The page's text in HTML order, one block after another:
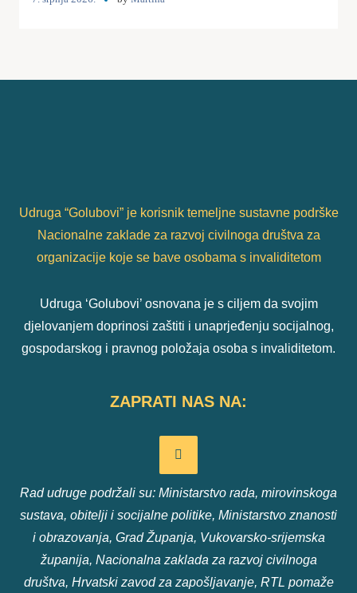
Udruga “Golubovi” je korisnik temeljne sustavne podrške
Nacionalne zaklade za razvoj civilnoga društva za
organizacije koje se bave osobama s invaliditetom
Udruga ‘Golubovi’ osnovana je s ciljem da svojim
djelovanjem doprinosi zaštiti i unaprjeđenju socijalnog,
gospodarskog i pravnog položaja osoba s invaliditetom.
ZAPRATI NAS NA:
Rad udruge podržali su: Ministarstvo rada, mirovinskoga
sustava, obitelji i socijalne politike, Ministarstvo znanosti
i obrazovanja, Grad Županja, Vukovarsko-srijemska
županija, Nacionalna zaklada za razvoj civilnoga
društva, Hrvatski zavod za zapošljavanje, RTL pomaže